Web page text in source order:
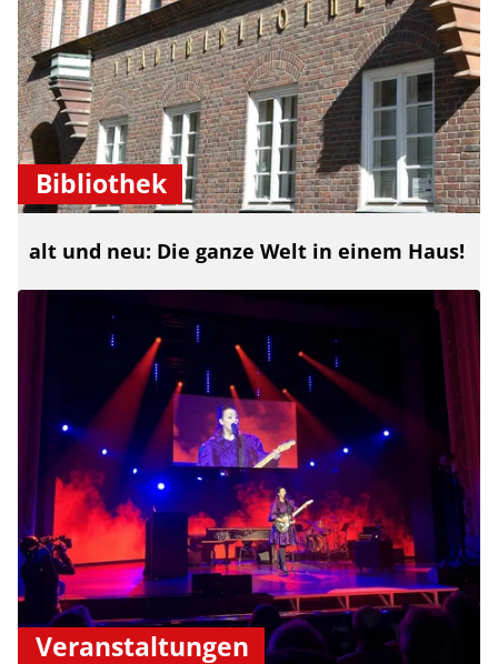
Bibliothek
alt und neu: Die ganze Welt in einem Haus!
Veranstaltungen